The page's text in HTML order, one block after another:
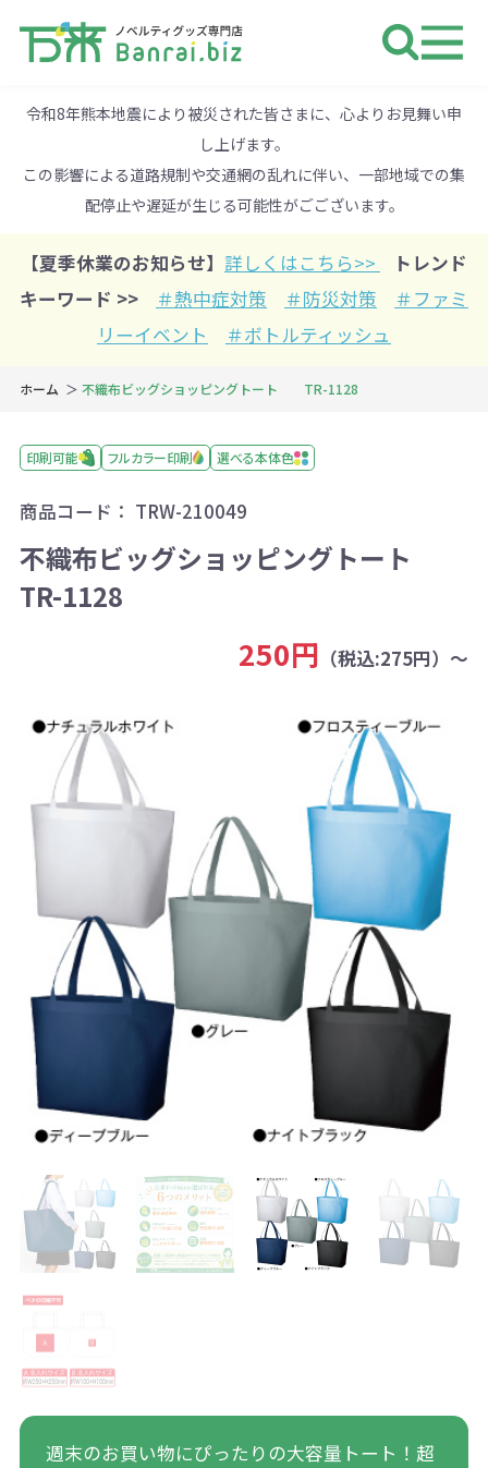
令和8年熊本地震により被災された皆さまに、心よりお見舞い申
し上げます。
この影響による道路規制や交通網の乱れに伴い、一部地域での集
配停止や遅延が生じる可能性がごございます。
【夏季休業のお知らせ】 詳しくはこちら>>
トレンド
キーワード >>
＃熱中症対策 ＃防災対策
＃ファミ
リーイベント
＃ボトルティッシュ
ホーム 不織布ビッグショッピングトート TR-1128
印刷可能 フルカラー印刷 選べる本体色
商品コード： TRW-210049
不織布ビッグショッピングトート
TR-1128
250円 （税込:275円）～
週末のお買い物にぴったりの大容量トート！超